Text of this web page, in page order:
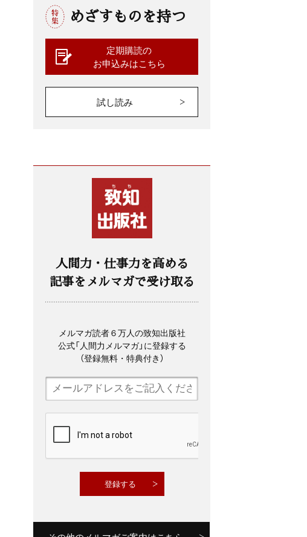
めざすものを持つ
定期購読の
お申込みはこちら
試し読み
人間力・仕事力を高める
記事をメルマガで受け取る
メルマガ読者６万人の致知出版社
公式「人間力メルマガ」に登録する
（登録無料・特典付き）